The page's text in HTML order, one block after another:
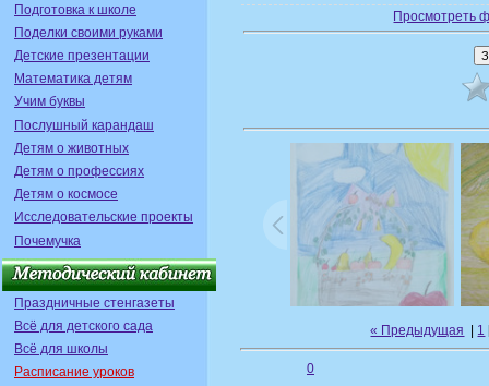
Подготовка к школе
Поделки своими руками
Детские презентации
Математика детям
Учим буквы
Послушный карандаш
Детям о животных
Детям о профессиях
Детям о космосе
Исследовательские проекты
Почемучка
Праздничные стенгазеты
Всё для детского сада
Всё для школы
Расписание уроков
Просмотреть
« Предыдущая 1
0